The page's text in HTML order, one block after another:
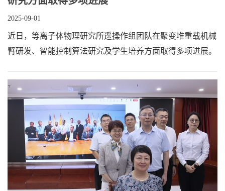
2025-09-01
近日，等离子体物理研究所遥操作组团队在聚变堆重载机械
臂研发、智能控制算法研究及学生培养方面取得多项进展。